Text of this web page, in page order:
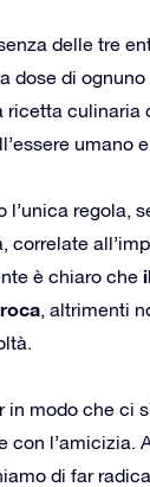
delle tre
dose di
ricetta culinaria
umano
l’unica regola,
correlate
è chiaro che
, altrimenti
in modo che ci
con
di far